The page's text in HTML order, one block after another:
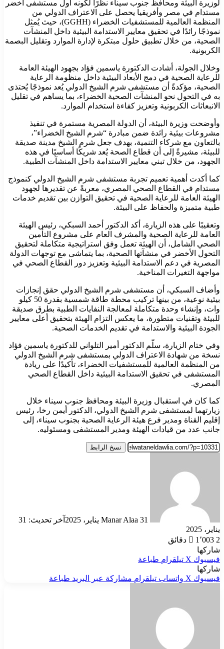
لوزيرة البيئة ومحافظ جنوب سيناء نظرًا لكونه أول مستشفى أخضر
مستدام في مصر وأفريقيا يحصل على الاعتراف الدولي من
المنظمة العالمية للمستشفيات الخضراء (GGHH)، حيث يُمثل
نموذجًا رائدًا في تحقيق معايير الاستدامة البيئية داخل المنشآت
الصحية، من خلال تطبيق حلول مبتكرة لإدارة الموارد وتقليل البصمة
الكربونية.
وخلال الجولة، أشادت الدكتورة ياسمين فؤاد بجهود الهيئة العامة
للرعاية الصحية في دمج الأبعاد البيئية داخل منظومة الرعاية
الصحية، مؤكدةً أن مستشفى شرم الشيخ الدولي يُعد نموذجًا يُحتذى
به في التحول نحو المنشآت الصحية الخضراء، بما يساهم في تقليل
الانبعاثات الكربونية وتعزيز كفاءة استخدام الموارد.
وأوضحت وزيرة البيئة، أن الدولة المصرية مستمرة في تنفيذ
مشروعات بيئية رائدة ضمن مبادرة “شرم الشيخ الخضراء”،
بالتعاون مع شركاء التنمية، بهدف جعل شرم الشيخ مدينة صديقة
للبيئة، مشيرةً إلى أن قطاع الصحة يُعد شريكًا أساسيًا في هذه
الجهود، من خلال تبني معايير الاستدامة داخل المنشآت الطبية.
كما أكدت أهمية تعميم تجربة مستشفى شرم الشيخ الدولي كنموذج
مستدام في القطاع الصحي المصري، معربةً عن تقديرها لجهود
الهيئة العامة للرعاية الصحية في تحقيق التوازن بين تقديم خدمات
طبية متميزة والحفاظ على البيئة.
وتعقيبًا على هذه الزيارة، أكد الدكتور أحمد السبكي، رئيس الهيئة
العامة للرعاية الصحية والمشرف العام على مشروع التأمين
الصحي الشامل، أن الهيئة تعمل وفق استراتيجية متكاملة لتحقيق
التحول الأخضر في منشآتها الصحية، بما يتماشى مع توجهات الدولة
المصرية في دعم الاستدامة البيئية وتعزيز دور القطاع الصحي في
مواجهة التغيرات المناخية.
وأضاف السبكي، أن مستشفى شرم الشيخ الدولي حقق إنجازات
بيئية نوعية، من بينها تركيب محطة طاقة شمسية بقدرة 50 كيلو
وات، وإنشاء وحدة متكاملة لمعالجة النفايات الطبية بطرق صديقة
للبيئة وتقنيات متطورة، ما يعكس التزام الهيئة بتحقيق أعلى معايير
الجودة البيئية والاستدامة في تقديم الخدمات الصحية.
وفي ختام الزيارة، سلّم الدكتور أمير التلواني للدكتورة ياسمين فؤاد
نسخة من شهادة الاعتراف الدولي بمستشفى شرم الشيخ الدولي
من المنظمة العالمية للمستشفيات الخضراء، تأكيدًا على ريادة
المستشفى في تحقيق الاستدامة البيئية داخل القطاع الصحي
المصري.
كما كان في استقبال وزيرة البيئة ومحافظ جنوب سيناء خلال
زيارتهما لمستشفى شرم الشيخ الدولي، الدكتور أيمن رخا، رئيس
إقليم القناة ومدير فرع هيئة الرعاية الصحية بجنوب سيناء، إلى
جانب عدد من قيادات الهيئة ومدير المستشفى ومسئوليه.
نسخ الرابط
Manar Alaa 31 يناير، 2025
آخر تحديث: 31
يناير، 2025
1٬003 2 دقائق
شاركها
فيسبوك ‫X تيلقرام طباعة
شاركها
فيسبوك ‫X واتساب تيلقرام مشاركة عبر البريد طباعة